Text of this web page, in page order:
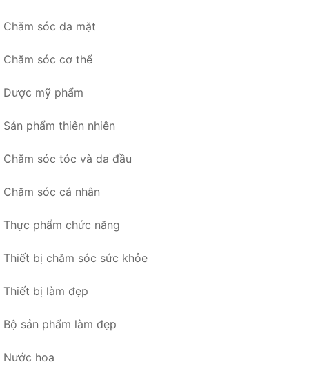
Chăm sóc da mặt
Chăm sóc cơ thể
Dược mỹ phẩm
Sản phẩm thiên nhiên
Chăm sóc tóc và da đầu
Chăm sóc cá nhân
Thực phẩm chức năng
Thiết bị chăm sóc sức khỏe
Thiết bị làm đẹp
Bộ sản phẩm làm đẹp
Nước hoa